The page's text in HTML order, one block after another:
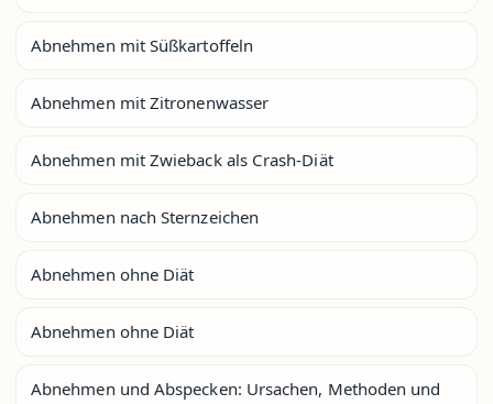
Abnehmen mit Süßkartoffeln
Abnehmen mit Zitronenwasser
Abnehmen mit Zwieback als Crash-Diät
Abnehmen nach Sternzeichen
Abnehmen ohne Diät
Abnehmen ohne Diät
Abnehmen und Abspecken: Ursachen, Methoden und